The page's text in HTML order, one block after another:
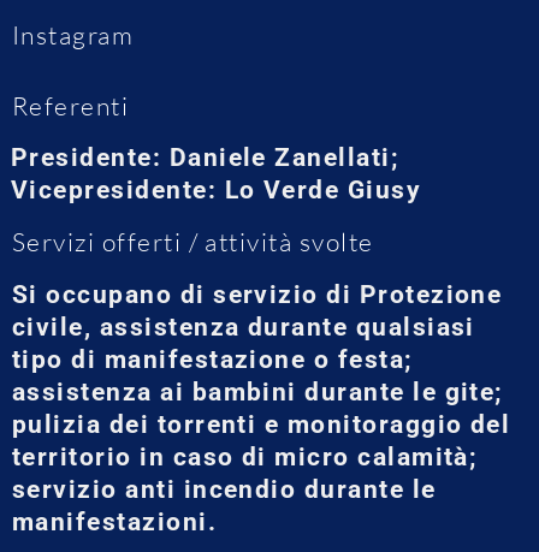
Instagram
Referenti
Presidente: Daniele Zanellati;
Vicepresidente: Lo Verde Giusy
Servizi offerti / attività svolte
Si occupano di servizio di Protezione
civile, assistenza durante qualsiasi
tipo di manifestazione o festa;
assistenza ai bambini durante le gite;
pulizia dei torrenti e monitoraggio del
territorio in caso di micro calamità;
servizio anti incendio durante le
manifestazioni.